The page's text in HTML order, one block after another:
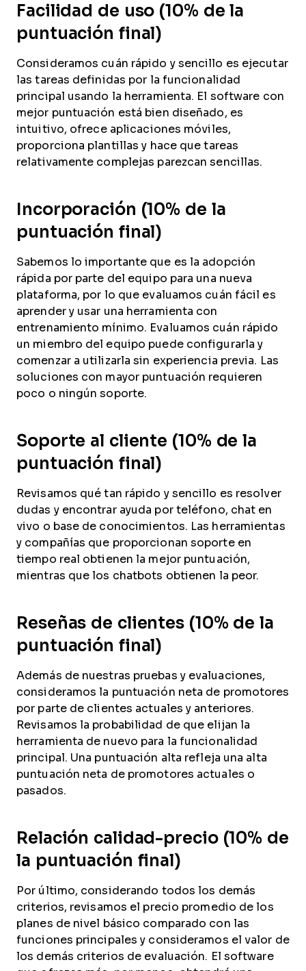
Facilidad de uso (10% de la
puntuación final)
Consideramos cuán rápido y sencillo es ejecutar
las tareas definidas por la funcionalidad
principal usando la herramienta. El software con
mejor puntuación está bien diseñado, es
intuitivo, ofrece aplicaciones móviles,
proporciona plantillas y hace que tareas
relativamente complejas parezcan sencillas.
Incorporación (10% de la
puntuación final)
Sabemos lo importante que es la adopción
rápida por parte del equipo para una nueva
plataforma, por lo que evaluamos cuán fácil es
aprender y usar una herramienta con
entrenamiento mínimo. Evaluamos cuán rápido
un miembro del equipo puede configurarla y
comenzar a utilizarla sin experiencia previa. Las
soluciones con mayor puntuación requieren
poco o ningún soporte.
Soporte al cliente (10% de la
puntuación final)
Revisamos qué tan rápido y sencillo es resolver
dudas y encontrar ayuda por teléfono, chat en
vivo o base de conocimientos. Las herramientas
y compañías que proporcionan soporte en
tiempo real obtienen la mejor puntuación,
mientras que los chatbots obtienen la peor.
Reseñas de clientes (10% de la
puntuación final)
Además de nuestras pruebas y evaluaciones,
consideramos la puntuación neta de promotores
por parte de clientes actuales y anteriores.
Revisamos la probabilidad de que elijan la
herramienta de nuevo para la funcionalidad
principal. Una puntuación alta refleja una alta
puntuación neta de promotores actuales o
pasados.
Relación calidad-precio (10% de
la puntuación final)
Por último, considerando todos los demás
criterios, revisamos el precio promedio de los
planes de nivel básico comparado con las
funciones principales y consideramos el valor de
los demás criterios de evaluación. El software